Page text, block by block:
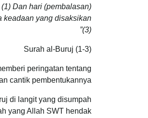
(1) Dan hari (pembalasan)
keadaan yang disaksikan
(3)”
Surah al-Buruj (1-3)
peringatan tentang
cantik pembentukannya.
di langit yang disumpah
yang Allah SWT hendak